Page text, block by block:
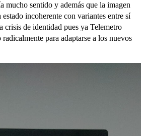
mucho sentido y además que la imagen
incoherente con variantes entre sí
crisis de identidad pues ya Telemetro
para adaptarse a los nuevos